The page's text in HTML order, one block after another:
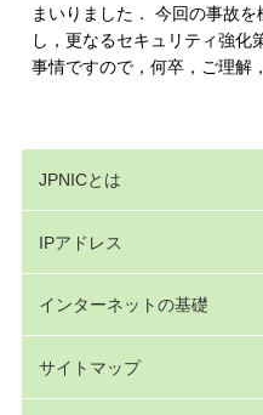
まいりました． 今回の事故
し，更なるセキュリティ強化
事情ですので，何卒，ご理解
JPNICとは
IPアドレス
インターネットの基礎
サイトマップ